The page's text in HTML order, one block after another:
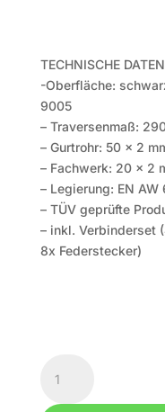
TECHNISCHE
-Oberfläche:
9005
– Traversenmaß:
– Gurtrohr: 50 x 2
– Fachwerk: 20 x 2
– Legierung: EN AW
– TÜV geprüfte
– inkl. Verbinderset
8x Federstecker)
290-